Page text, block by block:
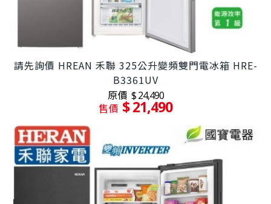
請先詢價 HREAN 禾聯 325公升變頻雙門電冰箱 HRE-
B3361UV
原價 $ 24,490
售價 $ 21,490